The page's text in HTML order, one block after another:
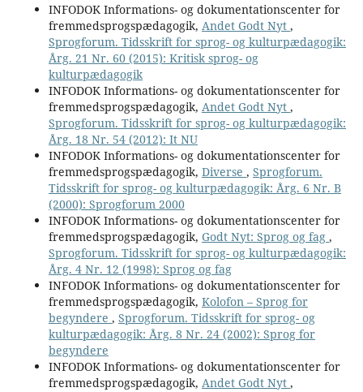
INFODOK Informations- og dokumentationscenter for
fremmedsprogspædagogik, Andet Godt Nyt ,
Sprogforum. Tidsskrift for sprog- og kulturpædagogik:
Årg. 21 Nr. 60 (2015): Kritisk sprog- og
kulturpædagogik
INFODOK Informations- og dokumentationscenter for
fremmedsprogspædagogik, Andet Godt Nyt ,
Sprogforum. Tidsskrift for sprog- og kulturpædagogik:
Årg. 18 Nr. 54 (2012): It NU
INFODOK Informations- og dokumentationscenter for
fremmedsprogspædagogik, Diverse , Sprogforum.
Tidsskrift for sprog- og kulturpædagogik: Årg. 6 Nr. B
(2000): Sprogforum 2000
INFODOK Informations- og dokumentationscenter for
fremmedsprogspædagogik, Godt Nyt: Sprog og fag ,
Sprogforum. Tidsskrift for sprog- og kulturpædagogik:
Årg. 4 Nr. 12 (1998): Sprog og fag
INFODOK Informations- og dokumentationscenter for
fremmedsprogspædagogik, Kolofon – Sprog for
begyndere , Sprogforum. Tidsskrift for sprog- og
kulturpædagogik: Årg. 8 Nr. 24 (2002): Sprog for
begyndere
INFODOK Informations- og dokumentationscenter for
fremmedsprogspædagogik, Andet Godt Nyt ,